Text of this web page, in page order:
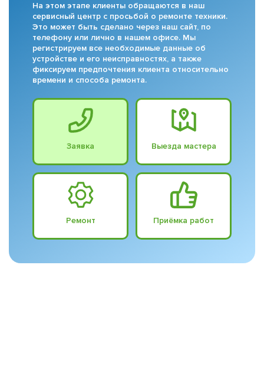
На этом этапе клиенты обращаются в наш
сервисный центр с просьбой о ремонте техники.
Это может быть сделано через наш сайт, по
телефону или лично в нашем офисе. Мы
регистрируем все необходимые данные об
устройстве и его неисправностях, а также
фиксируем предпочтения клиента относительно
времени и способа ремонта.
Заявка Выезда мастера
Ремонт Приёмка работ